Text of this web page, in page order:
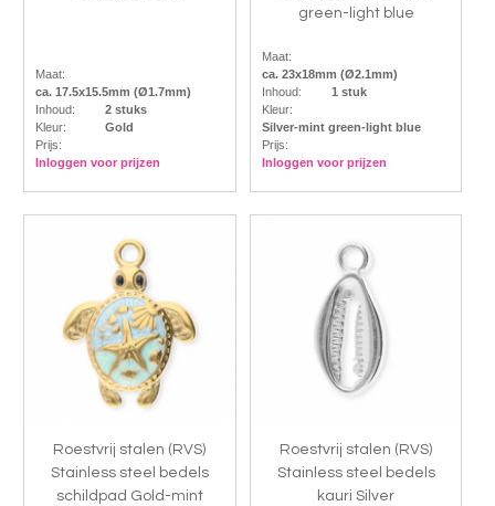
Maat:
ca. 17.5x15.5mm (Ø1.7mm)
Inhoud:
2 stuks
Kleur:
Gold
Prijs:
Inloggen voor prijzen
green-light blue
Maat:
ca. 23x18mm (Ø2.1mm)
Inhoud:
1 stuk
Kleur:
Silver-mint green-light blue
Prijs:
Inloggen voor prijzen
Roestvrij stalen (RVS)
Stainless steel bedels
schildpad Gold-mint
Roestvrij stalen (RVS)
Stainless steel bedels
kauri Silver